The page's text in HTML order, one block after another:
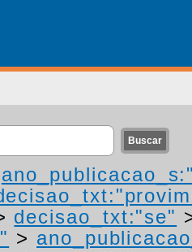
decisao_txt:"se"
>